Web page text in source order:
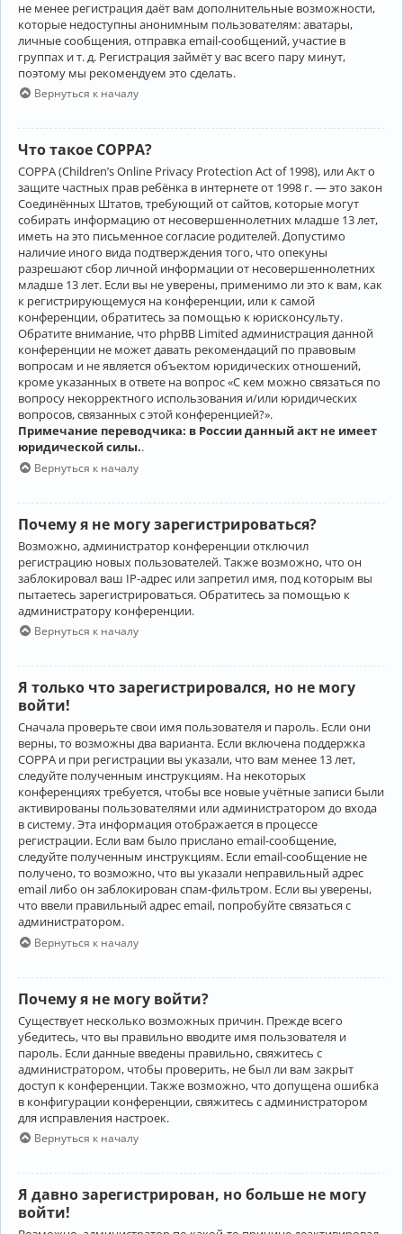
не менее регистрация даёт вам дополнительные возможности,
которые недоступны анонимным пользователям: аватары,
личные сообщения, отправка email-сообщений, участие в
группах и т. д. Регистрация займёт у вас всего пару минут,
поэтому мы рекомендуем это сделать.
Вернуться к началу
Что такое COPPA?
COPPA (Children’s Online Privacy Protection Act of 1998), или Акт о
защите частных прав ребёнка в интернете от 1998 г. — это закон
Соединённых Штатов, требующий от сайтов, которые могут
собирать информацию от несовершеннолетних младше 13 лет,
иметь на это письменное согласие родителей. Допустимо
наличие иного вида подтверждения того, что опекуны
разрешают сбор личной информации от несовершеннолетних
младше 13 лет. Если вы не уверены, применимо ли это к вам, как
к регистрирующемуся на конференции, или к самой
конференции, обратитесь за помощью к юрисконсульту.
Обратите внимание, что phpBB Limited администрация данной
конференции не может давать рекомендаций по правовым
вопросам и не является объектом юридических отношений,
кроме указанных в ответе на вопрос «С кем можно связаться по
вопросу некорректного использования и/или юридических
вопросов, связанных с этой конференцией?».
Примечание переводчика: в России данный акт не имеет
юридической силы..
Вернуться к началу
Почему я не могу зарегистрироваться?
Возможно, администратор конференции отключил
регистрацию новых пользователей. Также возможно, что он
заблокировал ваш IP-адрес или запретил имя, под которым вы
пытаетесь зарегистрироваться. Обратитесь за помощью к
администратору конференции.
Вернуться к началу
Я только что зарегистрировался, но не могу
войти!
Сначала проверьте свои имя пользователя и пароль. Если они
верны, то возможны два варианта. Если включена поддержка
COPPA и при регистрации вы указали, что вам менее 13 лет,
следуйте полученным инструкциям. На некоторых
конференциях требуется, чтобы все новые учётные записи были
активированы пользователями или администратором до входа
в систему. Эта информация отображается в процессе
регистрации. Если вам было прислано email-сообщение,
следуйте полученным инструкциям. Если email-сообщение не
получено, то возможно, что вы указали неправильный адрес
email либо он заблокирован спам-фильтром. Если вы уверены,
что ввели правильный адрес email, попробуйте связаться с
администратором.
Вернуться к началу
Почему я не могу войти?
Существует несколько возможных причин. Прежде всего
убедитесь, что вы правильно вводите имя пользователя и
пароль. Если данные введены правильно, свяжитесь с
администратором, чтобы проверить, не был ли вам закрыт
доступ к конференции. Также возможно, что допущена ошибка
в конфигурации конференции, свяжитесь с администратором
для исправления настроек.
Вернуться к началу
Я давно зарегистрирован, но больше не могу
войти!